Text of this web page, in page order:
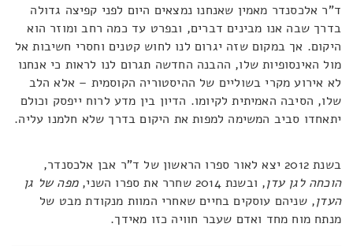
ד"ר אלכסנדר מאמין שאנחנו נמצאים היום לפני קפיצה גדולה
בדרך שבה אנו מבינים דברים, ובפרט עד כמה רחב ומוזר הוא
היקום. אך במקום שזה יגרום לנו לחוש קטנים וחסרי חשיבות אל
מול האינסופיות שלו, ההבנה החדשה תגרום לנו לראות כי אנחנו
לא אירוע מקרי בשוליים של ההיסטוריה הקוסמית – אלא הלב
שלו, הסיבה האמיתית לקיומו. הדיון בין מדע לרוח ייפסק וכולם
יתאחדו סביב המשימה למפות את היקום בדרך שלא חלמנו עליה.
בשנת 2012 יצא לאור ספרו הראשון של ד"ר אבן אלכסנדר,
הוכחה לגן עדן, ובשנת 2014 שחרר את ספרו השני,
מפה של גן
העדן, שניהם עוסקים בחיים שאחרי המוות מנקודת מבט של
מנתח מוח מחד ואדם שעבר חוויה כזו מאידך.